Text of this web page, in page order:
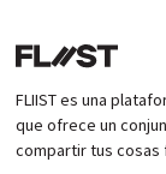
FLIIST es una
que ofrece un
compartir tus cosas